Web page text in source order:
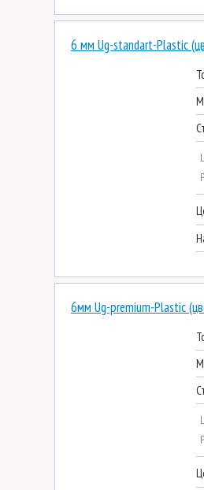
6 мм Ug-standart-Plastic
6мм Ug-premium-Plastic